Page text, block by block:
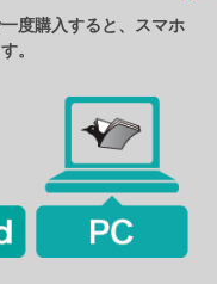
度購入すると、スマホ
。